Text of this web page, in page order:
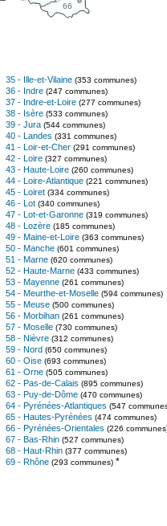
66
35 - Ille-et-Vilaine (353 communes)
36 - Indre (247 communes)
37 - Indre-et-Loire (277 communes)
38 - Isère (533 communes)
39 - Jura (544 communes)
40 - Landes (331 communes)
41 - Loir-et-Cher (291 communes)
42 - Loire (327 communes)
43 - Haute-Loire (260 communes)
44 - Loire-Atlantique (221 communes)
45 - Loiret (334 communes)
46 - Lot (340 communes)
47 - Lot-et-Garonne (319 communes)
48 - Lozère (185 communes)
49 - Maine-et-Loire (363 communes)
50 - Manche (601 communes)
51 - Marne (620 communes)
52 - Haute-Marne (433 communes)
53 - Mayenne (261 communes)
54 - Meurthe-et-Moselle (594 communes)
55 - Meuse (500 communes)
56 - Morbihan (261 communes)
57 - Moselle (730 communes)
58 - Nièvre (312 communes)
59 - Nord (650 communes)
60 - Oise (693 communes)
61 - Orne (505 communes)
62 - Pas-de-Calais (895 communes)
63 - Puy-de-Dôme (470 communes)
64 - Pyrénées-Atlantiques (547
65 - Hautes-Pyrénées (474 communes)
66 - Pyrénées-Orientales (226
67 - Bas-Rhin (527 communes)
68 - Haut-Rhin (377 communes)
69 - Rhône (293 communes) *